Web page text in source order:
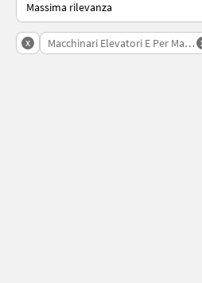
x Macchinari Elevatori E Per